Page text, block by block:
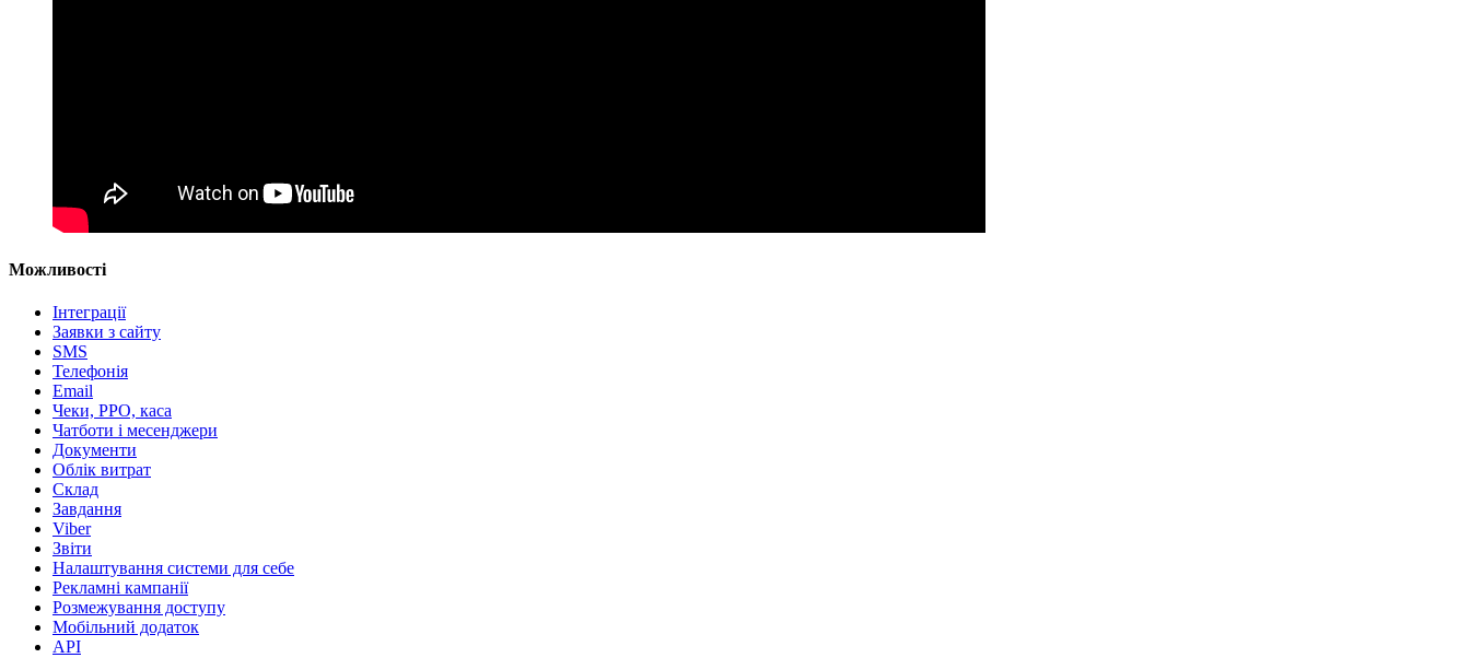
Можливості
Інтеграції
Заявки з сайту
SMS
Телефонія
Email
Чеки, РРО, каса
Чатботи і месенджери
Документи
Облік витрат
Склад
Завдання
Viber
Звіти
Налаштування системи для себе
Рекламні кампанії
Розмежування доступу
Мобільний додаток
API